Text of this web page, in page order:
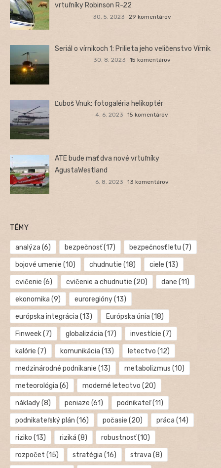
vrtuľníky Robinson R-22
30. 5. 2023 29 komentárov
Seriál o vírnikoch 1: Prilieta jeho veličenstvo Vírnik
30. 8. 2023 15 komentárov
Ľuboš Vnuk: fotogaléria helikoptér
4. 6. 2023 15 komentárov
ATE bude mať dva nové vrtuľníky
AgustaWestland
6. 8. 2023 13 komentárov
TÉMY
analýza (6) bezpečnosť(17) bezpečnosť letu (7)
bojové umenie (10) chudnutie (18) ciele (13)
cvičenie (6) cvičenie a chudnutie (20) dane (11)
ekonomika (9) euroregióny(13)
európska integrácia (13) Európska únia (18)
Finweek(7) globalizácia (17) investície (7)
kalórie (7) komunikácia (13) letectvo (12)
medzinárodné podnikanie (13) metabolizmus (10)
meteorológia (6) moderné letectvo (20)
náklady(8) peniaze (61) podnikateľ(11)
podnikateľský plán (16) počasie (20) práca (14)
riziko (13) riziká (8) robustnosť(10)
rozpočet (15) stratégia (16) strava (8)